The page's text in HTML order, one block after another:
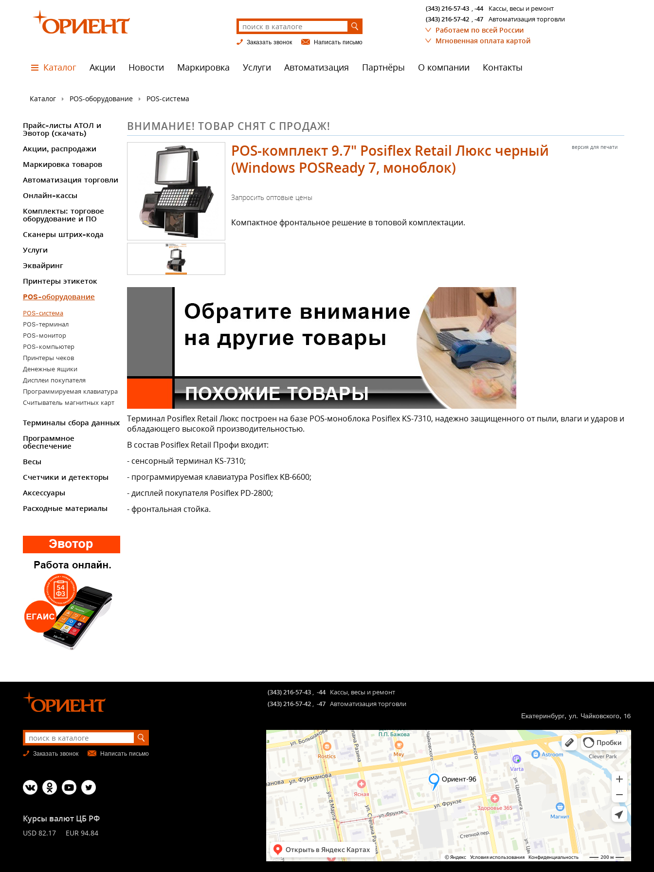
Заказать звонок Написать письмо
(343) 216-57-43 ,-44
Кассы, весы и ремонт
(343) 216-57-42 ,-47 Автоматизация торговли
Работаем по всей России
Мгновенная оплата картой
Каталог Акции Новости Маркировка Услуги Автоматизация Партнёры О компании Контакты
Каталог POS-оборудование POS-система
Прайс-листы АТОЛ и
Эвотор (скачать)
Акции, распродажи
Маркировка товаров
Автоматизация торговли
Онлайн-кассы
Комплекты: торговое
оборудование и ПО
Сканеры штрих-кода
Услуги
Эквайринг
Принтеры этикеток
POS-оборудование
POS-система
POS-терминал
POS-монитор
POS-компьютер
Принтеры чеков
Денежные ящики
Дисплеи покупателя
Программируемая клавиатура
Считыватель магнитных карт
Терминалы сбора данных
Программное
обеспечение
Весы
Счетчики и детекторы
Аксессуары
Расходные материалы
ВНИМАНИЕ! ТОВАР СНЯТ С ПРОДАЖ!
версия для печати
POS-комплект 9.7" Posiflex Retail Люкс черный
(Windows POSReady 7, моноблок)
Компактное фронтальное решение в топовой комплектации.
Терминал Posiflex Retail Люкс построен на базе POS-моноблока Posiflex KS-7310, надежно защищенного от пыли, влаги и ударов и
обладающего высокой производительностью.
В состав Posiflex Retail Профи входит:
- сенсорный терминал KS-7310;
- программируемая клавиатура Posiflex KB-6600;
- дисплей покупателя Posiflex PD-2800;
- фронтальная стойка.
(343) 216-57-43 , -44 Кассы, весы и ремонт
(343) 216-57-42 , -47 Автоматизация торговли
Екатеринбург, ул. Чайковского, 16
Заказать звонок Написать письмо
Курсы валют ЦБ РФ
USD 82.17 EUR 94.84